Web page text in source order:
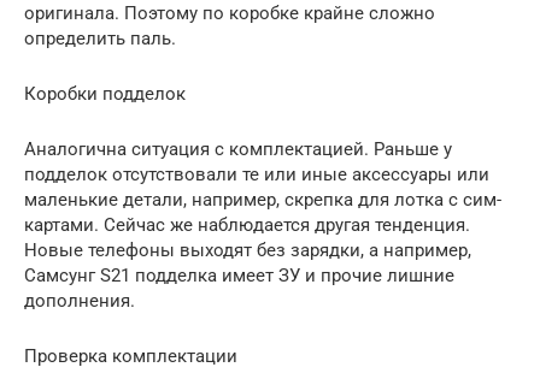
оригинала. Поэтому по коробке крайне сложно
определить паль.
Коробки подделок
Аналогична ситуация с комплектацией. Раньше у
подделок отсутствовали те или иные аксессуары или
маленькие детали, например, скрепка для лотка с сим-
картами. Сейчас же наблюдается другая тенденция.
Новые телефоны выходят без зарядки, а например,
Самсунг S21 подделка имеет ЗУ и прочие лишние
дополнения.
Проверка комплектации